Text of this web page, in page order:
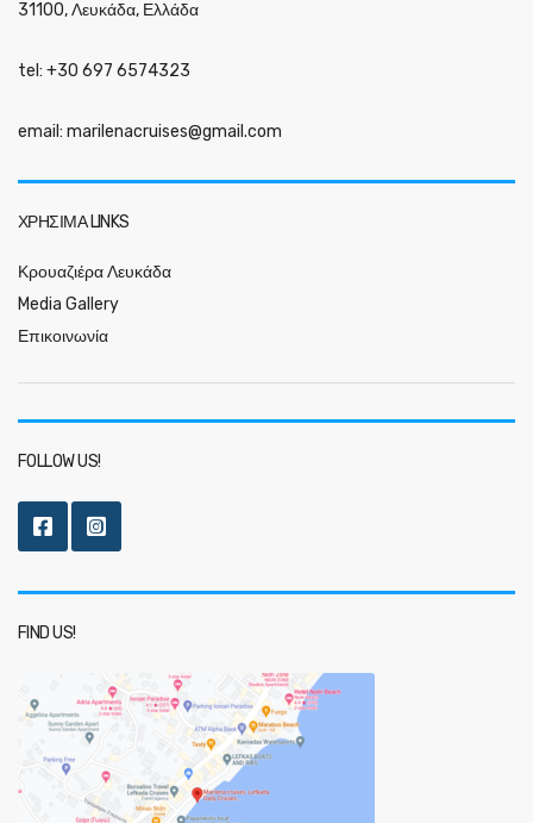
31100, Λευκάδα, Ελλάδα
tel: +30 697 6574323
email: marilenacruises@gmail.com
ΧΡΉΣΙΜΑ LINKS
Κρουαζιέρα Λευκάδα
Media Gallery
Επικοινωνία
FOLLOW US!
FIND US!